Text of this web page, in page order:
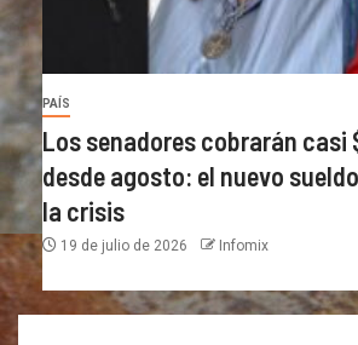
PAÍS
Los senadores cobrarán casi
desde agosto: el nuevo
la crisis
19 de julio de 2026 Infomix